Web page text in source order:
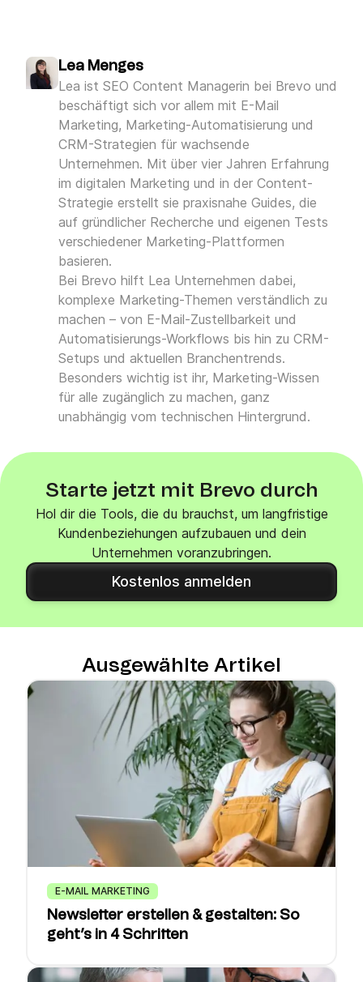
Lea Menges
Lea ist SEO Content Managerin bei Brevo und
beschäftigt sich vor allem mit E-Mail
Marketing, Marketing-Automatisierung und
CRM-Strategien für wachsende
Unternehmen. Mit über vier Jahren Erfahrung
im digitalen Marketing und in der Content-
Strategie erstellt sie praxisnahe Guides, die
auf gründlicher Recherche und eigenen Tests
verschiedener Marketing-Plattformen
basieren.
Bei Brevo hilft Lea Unternehmen dabei,
komplexe Marketing-Themen verständlich zu
machen – von E-Mail-Zustellbarkeit und
Automatisierungs-Workflows bis hin zu CRM-
Setups und aktuellen Branchentrends.
Besonders wichtig ist ihr, Marketing-Wissen
für alle zugänglich zu machen, ganz
unabhängig vom technischen Hintergrund.
Starte jetzt mit Brevo durch
Hol dir die Tools, die du brauchst, um langfristige
Kundenbeziehungen aufzubauen und dein
Unternehmen voranzubringen.
Kostenlos anmelden
Ausgewählte Artikel
E-MAIL MARKETING
Newsletter erstellen & gestalten: So
geht’s in 4 Schritten